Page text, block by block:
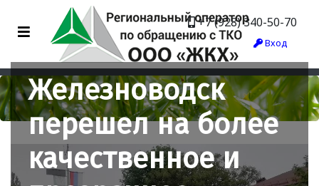
+7 (928) 340-50-70
Вход
Железноводск
перешел на более
качественное и